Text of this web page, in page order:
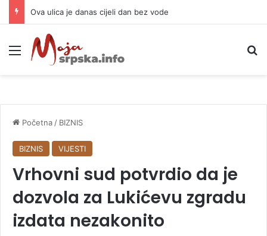
Ova ulica je danas cijeli dan bez vode
Meni
Početna / BIZNIS
BIZNIS VIJESTI
Vrhovni sud potvrdio da je
dozvola za Lukićevu zgradu
izdata nezakonito